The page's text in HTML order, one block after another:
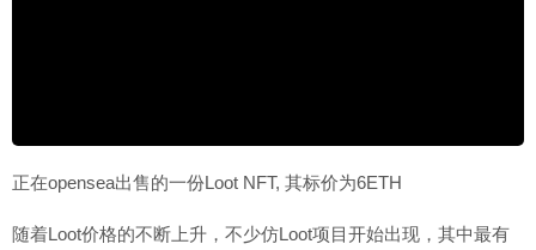
正在opensea出售的一份Loot NFT, 其标价为6ETH
随着Loot价格的不断上升，不少仿Loot项目开始出现，其中最有